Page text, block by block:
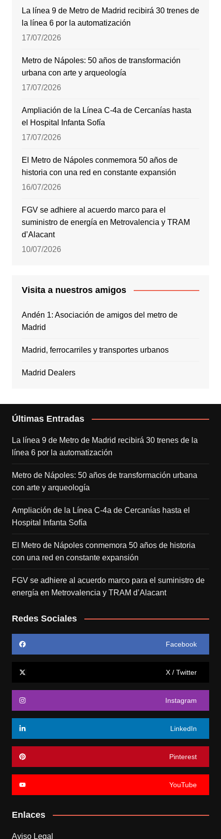
La línea 9 de Metro de Madrid recibirá 30 trenes de
la línea 6 por la automatización
17/07/2026
Metro de Nápoles: 50 años de transformación
urbana con arte y arqueología
17/07/2026
Ampliación de la Línea C-4a de Cercanías hasta
el Hospital Infanta Sofía
17/07/2026
El Metro de Nápoles conmemora 50 años de
historia con una red en constante expansión
16/07/2026
FGV se adhiere al acuerdo marco para el
suministro de energía en Metrovalencia y TRAM
d’Alacant
10/07/2026
Visita a nuestros amigos
Andén 1: Asociación de amigos del metro de
Madrid
Madrid, ferrocarriles y transportes urbanos
Madrid Dealers
Últimas Entradas
La línea 9 de Metro de Madrid recibirá 30 trenes de la
línea 6 por la automatización
Metro de Nápoles: 50 años de transformación urbana
con arte y arqueología
Ampliación de la Línea C-4a de Cercanías hasta el
Hospital Infanta Sofía
El Metro de Nápoles conmemora 50 años de historia
con una red en constante expansión
FGV se adhiere al acuerdo marco para el suministro de
energía en Metrovalencia y TRAM d’Alacant
Redes Sociales
Facebook
X / Twitter
Instagram
LinkedIn
Pinterest
YouTube
Enlaces
Aviso Legal